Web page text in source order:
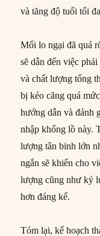
và tăng độ tuổi tối
Mối lo ngại đã quá
sẽ dẫn đến việc
và chất lượng tổng
bị kéo căng quá
hướng dẫn và đánh
nhập khổng lồ này.
lượng tân binh lớn
ngắn sẽ khiến cho
lượng cũng như kỷ
hơn đáng kể.
Tóm lại, kế hoạch